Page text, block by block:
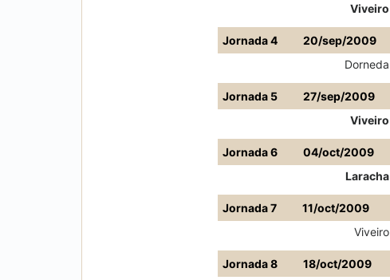
Viveiro
Jornada 4
20/sep/2009
Dorneda
Jornada 5
27/sep/2009
Viveiro
Jornada 6
04/oct/2009
Laracha
Jornada 7
11/oct/2009
Viveiro
Jornada 8
18/oct/2009